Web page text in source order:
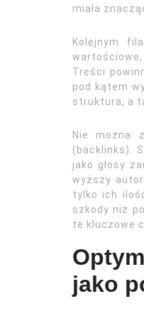
miała
Kolejnym
Treści
pod kątem
struktura, a
Nie można
(backlinks).
jako głosy
wyższy
tylko ich
szkody niż
te kluczowe
jako